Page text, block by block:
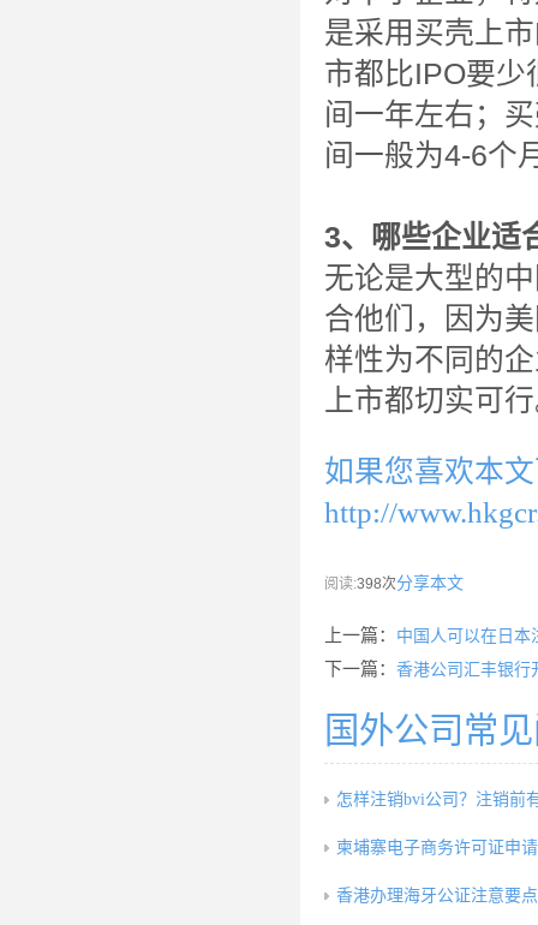
是采用买壳上
市都比IPO要少
间一年左右；
间一般为4-6个
3、哪些企业适
无论是大型的
合他们，因为
样性为不同的
上市都切实可
如果您喜欢本
http://
阅读:398次分享本文
上一篇： 中国人可以在日本
下一篇： 香港公司汇丰银行
国外公司常
怎样注销bvi公司？注销前
柬埔寨电子商务许可证申请
香港办理海牙公证注意要点